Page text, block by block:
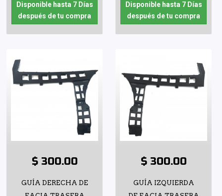
Disponible hasta 7 Días
después de tu compra
Disponible hasta 7 Días
después de tu compra
$ 300.00
GUÍA DERECHA DE
$ 300.00
GUÍA IZQUIERDA